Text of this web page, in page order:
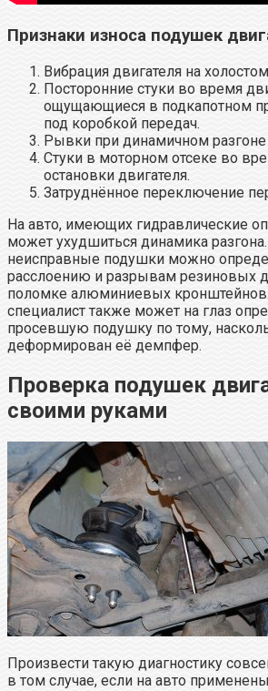
Признаки износа подушек
Вибрация двигателя на
Посторонние стуки во время
ощущающиеся в подкапотном
под коробкой передач.
Рывки при динамичном разгоне
Стуки в моторном отсеке во
остановки двигателя.
Затруднённое переключение
На авто, имеющих гидравлические
может ухудшиться динамика
неисправные подушки можно
расслоению и разрывам резиновых
поломке алюминиевых
специалист также может на глаз
просевшую подушку по тому,
деформирован её демпфер.
Проверка подушек
своими руками
Произвести такую диагностику
в том случае, если на авто